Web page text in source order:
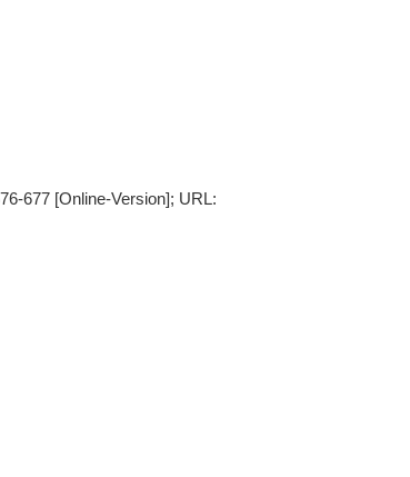
677 [Online-Version]; URL: